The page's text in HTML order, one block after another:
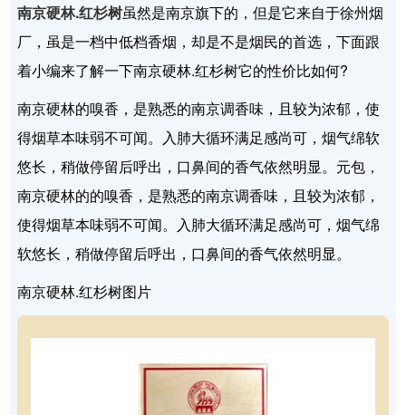
南京硬林.红杉树虽然是南京旗下的，但是它来自于徐州烟
厂，虽是一档中低档香烟，却是不是烟民的首选，下面跟
着小编来了解一下南京硬林.红杉树它的性价比如何?
南京硬林的嗅香，是熟悉的南京调香味，且较为浓郁，使
得烟草本味弱不可闻。入肺大循环满足感尚可，烟气绵软
悠长，稍做停留后呼出，口鼻间的香气依然明显。元包，
南京硬林的的嗅香，是熟悉的南京调香味，且较为浓郁，
使得烟草本味弱不可闻。入肺大循环满足感尚可，烟气绵
软悠长，稍做停留后呼出，口鼻间的香气依然明显。
南京硬林.红杉树图片